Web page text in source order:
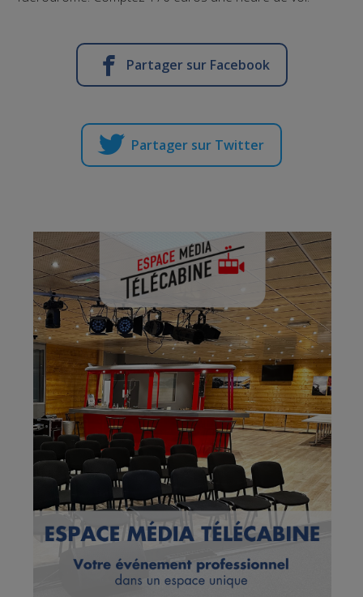
Partager sur Facebook
Partager sur Twitter